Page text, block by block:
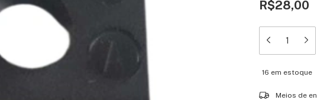
R$28,00
16 em estoque
Entregas para o
Meios de